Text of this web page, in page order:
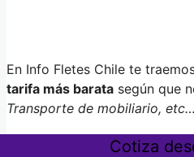
En Info Fletes Chile te
tarifa más barata según que
Transporte de mobiliario, etc…
Cotiza